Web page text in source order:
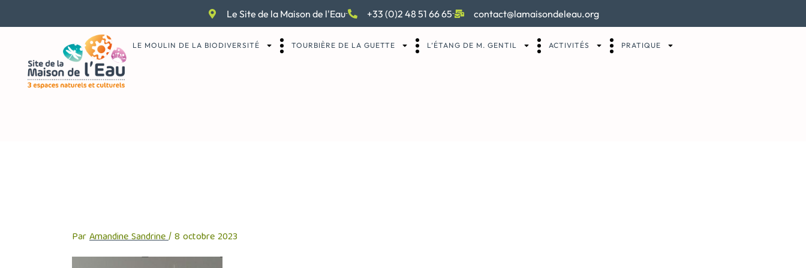
Le Site de la Maison de l'Eau +33 (0)2 48 51 66 65 contact@lamaisondeleau.org
LE MOULIN DE LA BIODIVERSITÉ TOURBIÈRE DE LA GUETTE L’ÉTANG DE M. GENTIL ACTIVITÉS PRATIQUE
ParAmandine Sandrine/8 octobre 2023